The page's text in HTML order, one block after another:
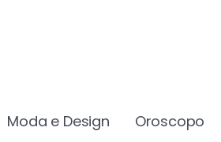
Moda e Design Oroscopo